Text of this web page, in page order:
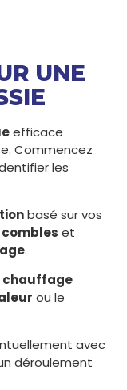
UNE
efficace
Commencez
les
basé sur vos
et
.
chauffage
ou le
avec
déroulement